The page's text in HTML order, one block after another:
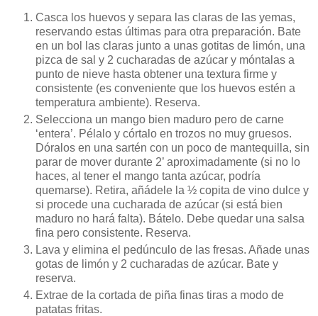
Casca los huevos y separa las claras de las yemas,
reservando estas últimas para otra preparación. Bate
en un bol las claras junto a unas gotitas de limón, una
pizca de sal y 2 cucharadas de azúcar y móntalas a
punto de nieve hasta obtener una textura firme y
consistente (es conveniente que los huevos estén a
temperatura ambiente). Reserva.
Selecciona un mango bien maduro pero de carne
‘entera’. Pélalo y córtalo en trozos no muy gruesos.
Dóralos en una sartén con un poco de mantequilla, sin
parar de mover durante 2’ aproximadamente (si no lo
haces, al tener el mango tanta azúcar, podría
quemarse). Retira, añádele la ½ copita de vino dulce y
si procede una cucharada de azúcar (si está bien
maduro no hará falta). Bátelo. Debe quedar una salsa
fina pero consistente. Reserva.
Lava y elimina el pedúnculo de las fresas. Añade unas
gotas de limón y 2 cucharadas de azúcar. Bate y
reserva.
Extrae de la cortada de piña finas tiras a modo de
patatas fritas.